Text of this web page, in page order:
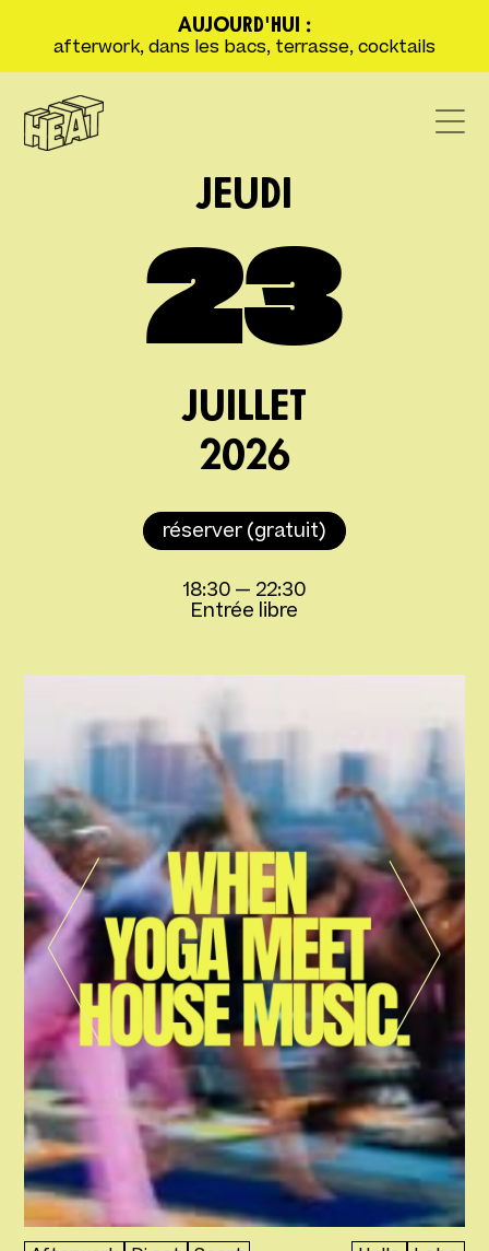
AUJOURD'HUI :
afterwork, dans les bacs, terrasse, cocktails
JEUDI
23
JUILLET
2026
réserver (gratuit)
18:30 — 22:30
Entrée libre